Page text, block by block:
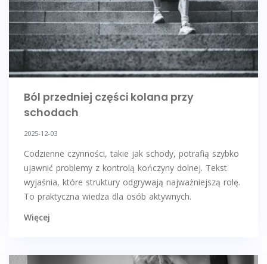
Ból przedniej części kolana przy
schodach
2025-12-03
Codzienne czynności, takie jak schody, potrafią szybko
ujawnić problemy z kontrolą kończyny dolnej. Tekst
wyjaśnia, które struktury odgrywają najważniejszą rolę.
To praktyczna wiedza dla osób aktywnych.
Więcej